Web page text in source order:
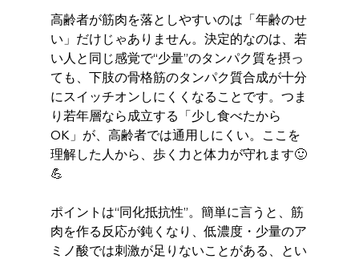
高齢者が筋肉を落としやすいのは「年齢のせ
い」だけじゃありません。決定的なのは、若
い人と同じ感覚で“少量”のタンパク質を摂っ
ても、下肢の骨格筋のタンパク質合成が十分
にスイッチオンしにくくなることです。つま
り若年層なら成立する「少し食べたから
OK」が、高齢者では通用しにくい。ここを
理解した人から、歩く力と体力が守れます🙂
💪
ポイントは“同化抵抗性”。簡単に言うと、筋
肉を作る反応が鈍くなり、低濃度・少量のア
ミノ酸では刺激が足りないことがある、とい